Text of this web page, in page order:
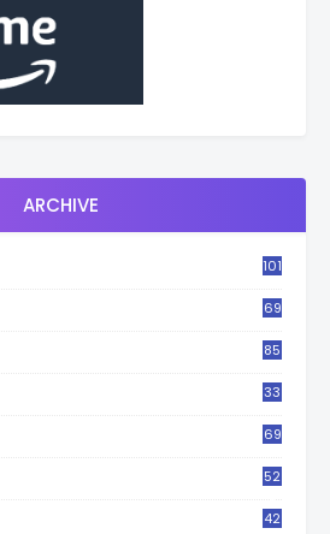
ARCHIVE
101
69
85
33
69
52
42